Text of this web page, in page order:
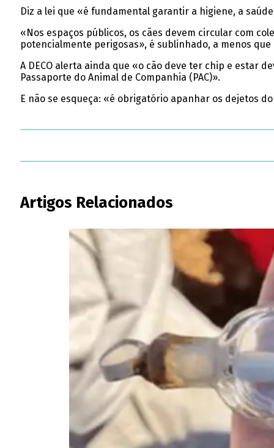
Diz a lei que «é fundamental garantir a higiene, a
«Nos espaços públicos, os cães devem circular com
potencialmente perigosas», é sublinhado, a menos
A DECO alerta ainda que «o cão deve ter chip e estar
Passaporte do Animal de Companhia (PAC)».
E não se esqueça: «é obrigatório apanhar os dejetos
Artigos Relacionados